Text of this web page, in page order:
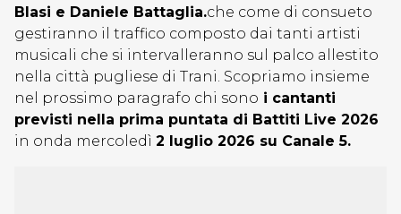
Blasi e Daniele Battaglia.che come di consueto
gestiranno il traffico composto dai tanti artisti
musicali che si intervalleranno sul palco allestito
nella città pugliese di Trani. Scopriamo insieme
nel prossimo paragrafo chi sono i cantanti
previsti nella prima puntata di Battiti Live 2026
in onda mercoledì 2 luglio 2026 su Canale 5.